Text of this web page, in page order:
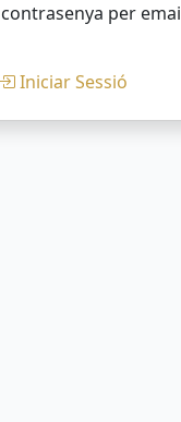
contrasenya per
Iniciar Sessió